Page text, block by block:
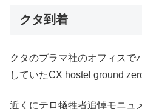
クタ到着
クタのプラマ社のオフィスで
していたCX hostel ground
近くにテロ犠牲者追悼モニュ